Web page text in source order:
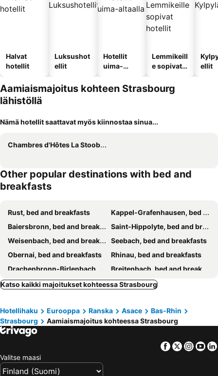
Halvat
hotellit
Luksushot
ellit
Hotellit
uima-
Lemmikeill
e sopivat
ellit
Aamiaismajoitus kohteen Strasbourg
lähistöllä
Nämä hotellit saattavat myös kiinnostaa sinua...
Chambres d'Hôtes La Stoob Strasbourg Sud
Other popular destinations with bed and
breakfasts
Rust, bed and breakfasts
Kappel-Grafenhausen, bed and breakfasts
Baiersbronn, bed and breakfasts
Saint-Hippolyte, bed and breakfasts
Weisenbach, bed and breakfasts
Seebach, bed and breakfasts
Obernai, bed and breakfasts
Rhinau, bed and breakfasts
Drachenbronn-Birlenbach, bed and breakfasts
Breitenbach, bed and breakfasts
Barr, bed and breakfasts
Benfeld, bed and breakfasts
Kurtzenhouse, bed and breakfasts
Schwanau, bed and breakfasts
Kirrwiller, bed and breakfasts
Orschwiller, bed and breakfasts
Ringsheim, bed and breakfasts
Weiterswiller, bed and breakfasts
Gaggenau, bed and breakfasts
Steige, bed and breakfasts
Katso kaikki majoitukset kohteessa Strasbourg
Hotellihaku Eurooppa Ranska Asace
Bas-Rhin
Strasbourg
Aamiaismajoitus kohteessa Strasbourg
Facebook
Twitter
Valitse maasi